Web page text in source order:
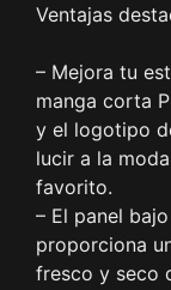
Ventajas
– Mejora tu
manga corta
y el logotipo
lucir a la
favorito.
– El panel
proporciona
fresco y seco